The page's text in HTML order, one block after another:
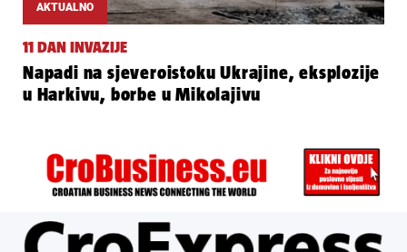
AKTUALNO
11 DAN INVAZIJE
Napadi na sjeveroistoku Ukrajine, eksplozije
u Harkivu, borbe u Mikolajivu